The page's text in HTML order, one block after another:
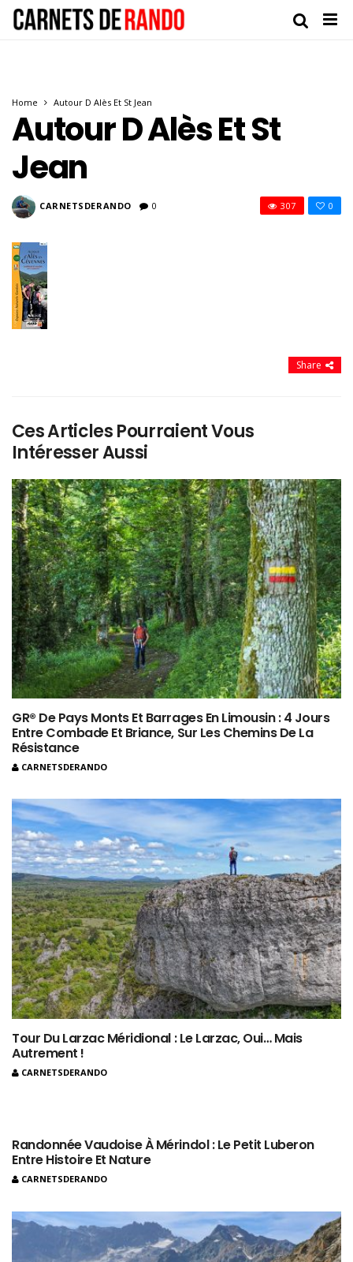
Home Autour D Alès Et St Jean
Autour D Alès Et St
Jean
CARNETSDERANDO 0 0
307
Share
Ces Articles Pourraient Vous
Intéresser Aussi
GR® De Pays Monts Et Barrages En Limousin : 4 Jours
Entre Combade Et Briance, Sur Les Chemins De La
Résistance
CARNETSDERANDO
Tour Du Larzac Méridional : Le Larzac, Oui… Mais
Autrement !
CARNETSDERANDO
Randonnée Vaudoise À Mérindol : Le Petit Luberon
Entre Histoire Et Nature
CARNETSDERANDO